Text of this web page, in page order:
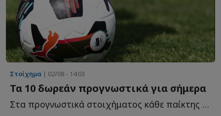
Στοίχημα | 02/08 - 14:03
Τα 10 δωρεάν προγνωστικά για σήμερα
Στα προγνωστικά στοιχήματος κάθε παίκτης ψάχνει κάτι δ...